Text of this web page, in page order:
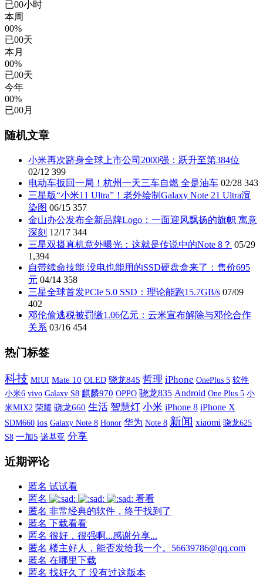
已00小时
本周
00%
已00天
本月
00%
已00天
今年
00%
已00月
随机文章
小米再次跻身全球上市公司2000强：跃升至第384位
02/12 399
电动车扳回一局！杭州一天三车自燃 全是油车 02/28 343
三星版“小米11 Ultra”！老外绘制Galaxy Note 21 Ultra渲
染图 06/15 357
金山办公发布全新品牌Logo：一面迎风飘扬的旗帜 寓意
深刻 12/17 344
三星双摄真机意外曝光：这就是传说中的Note 8？ 05/29
1,394
自带续命技能 没电也能用的SSD硬盘盒来了：售价695
元 04/14 358
三星全球首发PCIe 5.0 SSD：理论能跑15.7GB/s 07/09
402
邓伦偷逃税被罚缴1.06亿元：云米宣布解除与邓伦合作
关系 03/16 454
热门标签
科技 MIUI Mate 10 OLED 骁龙845 哲理 iPhone OnePlus 5 软件
小米6 vivo Galaxy S8 麒麟970 OPPO 骁龙835 Android One Plus 5 小
米MIX2 荣耀 骁龙660 生活 智慧灯 小米 iPhone 8 iPhone X
SDM660 ios Galaxy Note 8 Honor 华为 Note 8 新闻 xiaomi 骁龙625
S8 一加5 诺基亚 分享
近期评论
匿名 试试看
匿名
看看
匿名 非常经典的软件，终于找到了
匿名 下载看看
匿名 很好，很强啊...感谢分享...
匿名 楼主好人，能否发给我一个。56639786@qq.com
匿名 在哪里下载
匿名 找好久了 没有过这版本